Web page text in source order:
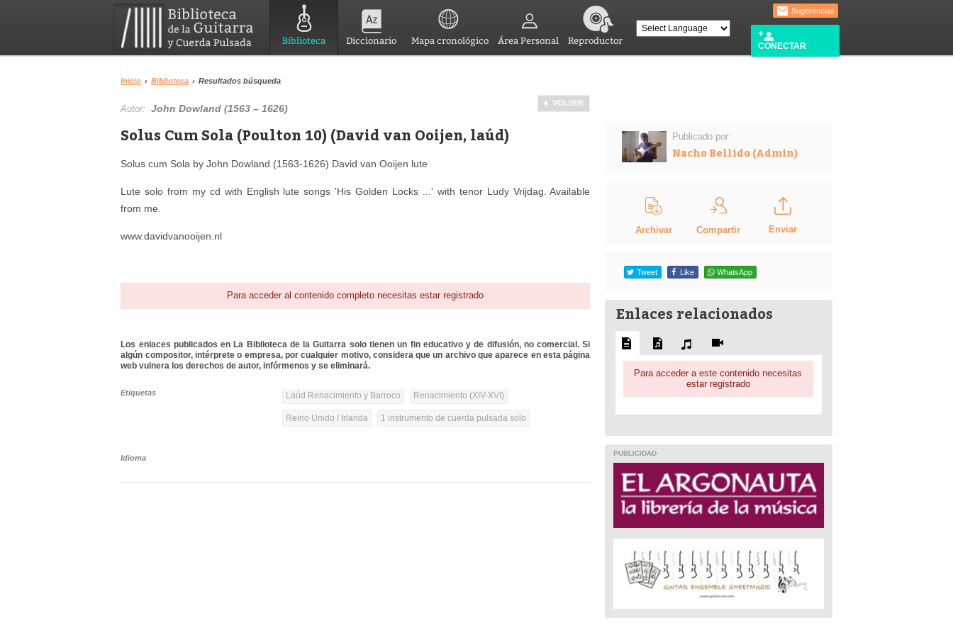
Biblioteca Diccionario Mapa cronológico Área Personal Reproductor
Sugerencias
CONECTAR
Inicio › Biblioteca › Resultados búsqueda
VOLVER
Autor:John Dowland (1563 – 1626)
Solus Cum Sola (Poulton 10) (David van Ooijen, laúd)
Solus cum Sola by John Dowland (1563-1626) David van Ooijen lute
Lute solo from my cd with English lute songs 'His Golden Locks ...' with tenor Ludy Vrijdag. Available
from me.
www.davidvanooijen.nl
Para acceder al contenido completo necesitas estar registrado
Los enlaces publicados en La Biblioteca de la Guitarra solo tienen un fin educativo y de difusión, no comercial. Si
algún compositor, intérprete o empresa, por cualquier motivo, considera que un archivo que aparece en esta página
web vulnera los derechos de autor, infórmenos y se eliminará.
Etiquetas Laúd Renacimiento y Barroco Renacimiento (XIV-XVI)
Reino Unido / Irlanda 1 instrumento de cuerda pulsada solo
Idioma
Publicado por:
Nacho Bellido (Admin)
Archivar Compartir Enviar
Tweet Like WhatsApp
Enlaces relacionados
Para acceder a este contenido necesitas
estar registrado
PUBLICIDAD